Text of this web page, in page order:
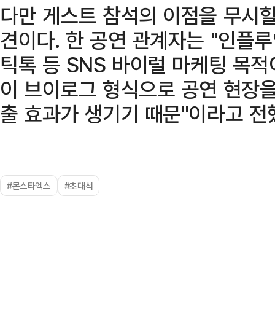
다만 게스트 참석의 이점을 무시
견이다. 한 공연 관계자는 "인플
틱톡 등 SNS 바이럴 마케팅 목
이 브이로그 형식으로 공연 현장
출 효과가 생기기 때문"이라고 전
#몬스타엑스 #초대석